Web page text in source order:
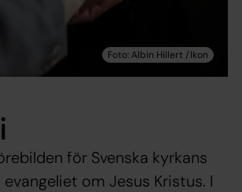
för Svenska kyrkans
om Jesus Kristus. I